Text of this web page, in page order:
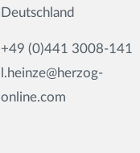
Deutschland
+49 (0)441 3008-141
l.heinze@herzog-
online.com